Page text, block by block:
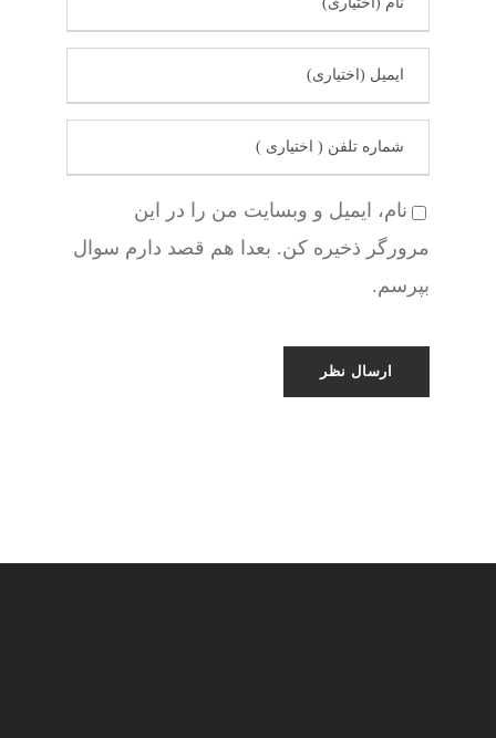
نام، ایمیل و وبسایت من را در این
مرورگر ذخیره کن. بعدا هم قصد دارم سوال
بپرسم.